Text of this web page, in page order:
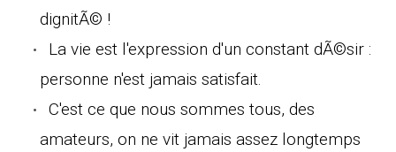
dignitÃ© !
La vie est l'expression d'un constant dÃ©sir :
personne n'est jamais satisfait.
C'est ce que nous sommes tous, des
amateurs, on ne vit jamais assez longtemps